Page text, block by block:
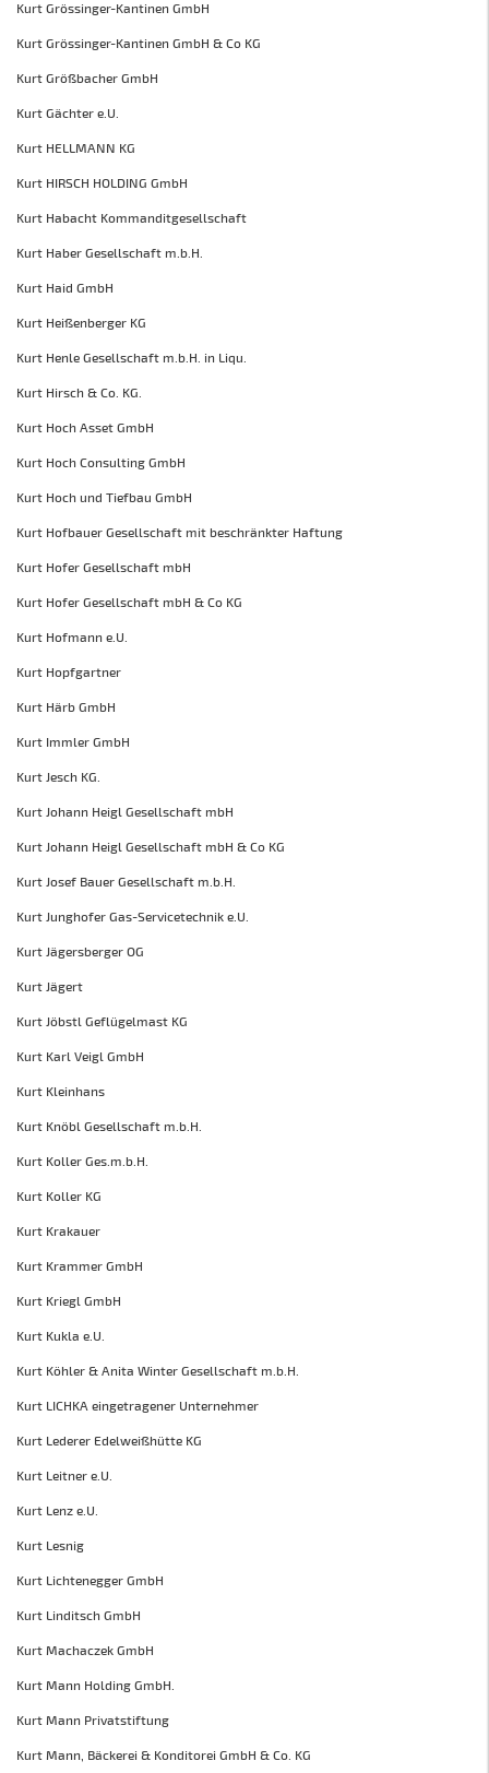
Kurt Grössinger-Kantinen GmbH
Kurt Grössinger-Kantinen GmbH & Co KG
Kurt Größbacher GmbH
Kurt Gächter e.U.
Kurt HELLMANN KG
Kurt HIRSCH HOLDING GmbH
Kurt Habacht Kommanditgesellschaft
Kurt Haber Gesellschaft m.b.H.
Kurt Haid GmbH
Kurt Heißenberger KG
Kurt Henle Gesellschaft m.b.H. in Liqu.
Kurt Hirsch & Co. KG.
Kurt Hoch Asset GmbH
Kurt Hoch Consulting GmbH
Kurt Hoch und Tiefbau GmbH
Kurt Hofbauer Gesellschaft mit beschränkter Haftung
Kurt Hofer Gesellschaft mbH
Kurt Hofer Gesellschaft mbH & Co KG
Kurt Hofmann e.U.
Kurt Hopfgartner
Kurt Härb GmbH
Kurt Immler GmbH
Kurt Jesch KG.
Kurt Johann Heigl Gesellschaft mbH
Kurt Johann Heigl Gesellschaft mbH & Co KG
Kurt Josef Bauer Gesellschaft m.b.H.
Kurt Junghofer Gas-Servicetechnik e.U.
Kurt Jägersberger OG
Kurt Jägert
Kurt Jöbstl Geflügelmast KG
Kurt Karl Veigl GmbH
Kurt Kleinhans
Kurt Knöbl Gesellschaft m.b.H.
Kurt Koller Ges.m.b.H.
Kurt Koller KG
Kurt Krakauer
Kurt Krammer GmbH
Kurt Kriegl GmbH
Kurt Kukla e.U.
Kurt Köhler & Anita Winter Gesellschaft m.b.H.
Kurt LICHKA eingetragener Unternehmer
Kurt Lederer Edelweißhütte KG
Kurt Leitner e.U.
Kurt Lenz e.U.
Kurt Lesnig
Kurt Lichtenegger GmbH
Kurt Linditsch GmbH
Kurt Machaczek GmbH
Kurt Mann Holding GmbH.
Kurt Mann Privatstiftung
Kurt Mann, Bäckerei & Konditorei GmbH & Co. KG